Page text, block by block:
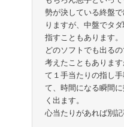
勢が決している終盤
りますが、中盤でタ
指すこともあります。
どのソフトでも出る
考えたこともありま
て１手当たりの指し
て、時間になる瞬間
く出ます。
心当たりがあれば別記